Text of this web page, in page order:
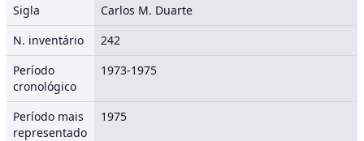
Sigla
Carlos M. Duarte
N. inventário
242
Período
cronológico
1973-1975
Período mais
representado
1975